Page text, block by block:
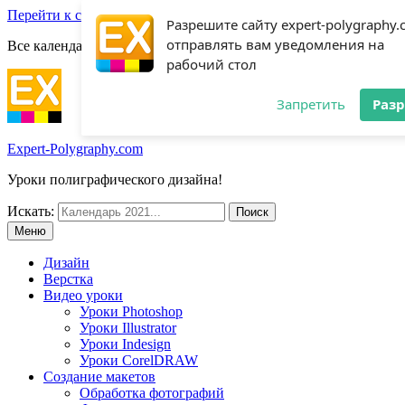
Разрешите сайту expert-
отправлять вам уведомления на
рабочий стол
Запретить
Перейти к содержимому
Все календари 2022: Посмотреть шаблоны!
Expert-Polygraphy.com
Уроки полиграфического дизайна!
Искать:
Меню
Дизайн
Верстка
Видео уроки
Уроки Photoshop
Уроки Illustrator
Уроки Indesign
Уроки CorelDRAW
Создание макетов
Обработка фотографий